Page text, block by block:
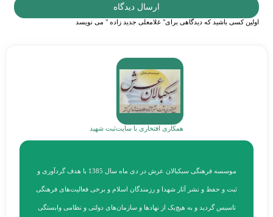
ارسال دیدگاه
کسی باشید که دیدگاهی برای" غلامعلی جدید زاده " می نویسد
همکاری افتخاری با سایتثبت شهید
موسسه فرهنگی سبکبالان عرش در دی ماه سال 1385 با هدف گردآوری و
ثبت و حفظ و نشر آثار شهدا و رزمندگان اسلام و برخی فعالیت‌های فرهنگی
تاسیس گردید و به هیچ‌یک از نهادها و سازمان‌های دولتی و نظامی وابستگی